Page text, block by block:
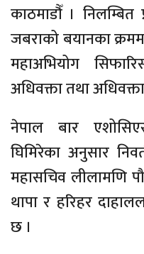
काठमाडौँ । निलम्बित
जबराको बयानका
महाअभियोग
अधिवक्ता तथा
नेपाल बार
घिमिरेका अनुसार
महासचिव लीलामणि
थापा र हरिहर
छ ।